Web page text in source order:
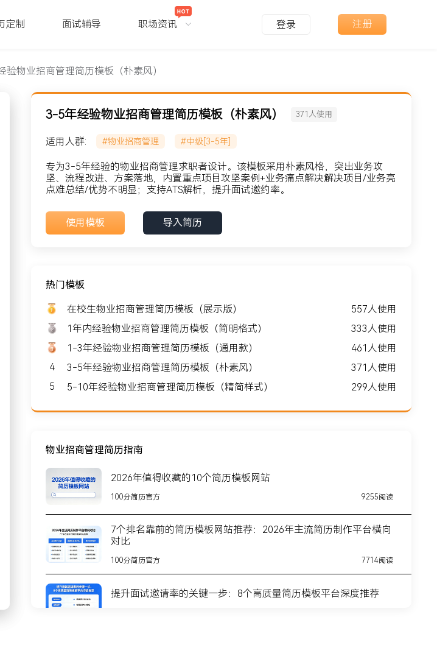
定制 面试辅导 职场资讯 登录 注册
验物业招商管理简历模板（朴素风）
3-5年经验物业招商管理简历模板（朴素风） 371 人使用
适用人群: #物业招商管理 #中级[3-5年]
专为3-5年经验的物业招商管理求职者设计。该模板采用朴素风格，突出业务攻
坚、流程改进、方案落地，内置重点项目攻坚案例+业务痛点解决解决项目/业务亮
点难总结/优势不明显；支持ATS解析，提升面试邀约率。
使用模板 导入简历
热门模板
在校生物业招商管理简历模板（展示版）
557人使用
1年内经验物业招商管理简历模板（简明格式）
333人使用
1-3年经验物业招商管理简历模板（通用款）
461人使用
4
3-5年经验物业招商管理简历模板（朴素风）
371人使用
5
5-10年经验物业招商管理简历模板（精简样式） 299人使用
物业招商管理简历指南
2026年值得收藏的10个简历模板网站
100分简历官方 9255阅读
7个排名靠前的简历模板网站推荐：2026年主流简历制作平台横向
对比
100分简历官方 7714阅读
提升面试邀请率的关键一步：8个高质量简历模板平台深度推荐